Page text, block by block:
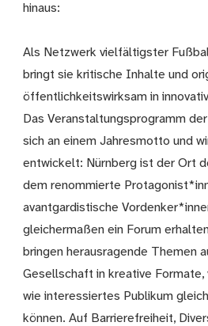
hinaus:
Als Netzwerk vielfältigster
bringt sie kritische Inhalte und
öffentlichkeitswirksam in
Das Veranstaltungsprogramm
sich an einem Jahresmotto und
entwickelt: Nürnberg ist der Ort
dem renommierte
avantgardistische
gleichermaßen ein Forum
bringen herausragende Themen
Gesellschaft in kreative Formate,
wie interessiertes Publikum
können. Auf Barrierefreiheit,